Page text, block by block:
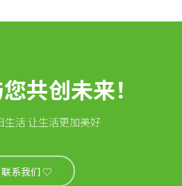
共创未来！
生活 让生活更加美好
联系我们 ♡